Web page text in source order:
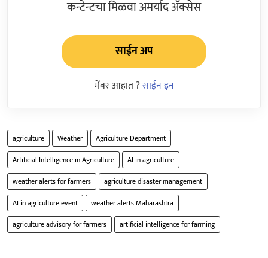
कन्टेन्टचा मिळवा अमर्याद ॲक्सेस
साईन अप
मेंबर आहात ?साईन इन
agriculture Weather
Agriculture Department
Artificial Intelligence in Agriculture
AI in agriculture
weather alerts for farmers
agriculture disaster management
AI in agriculture event
weather alerts Maharashtra
agriculture advisory for farmers
artificial intelligence for farming